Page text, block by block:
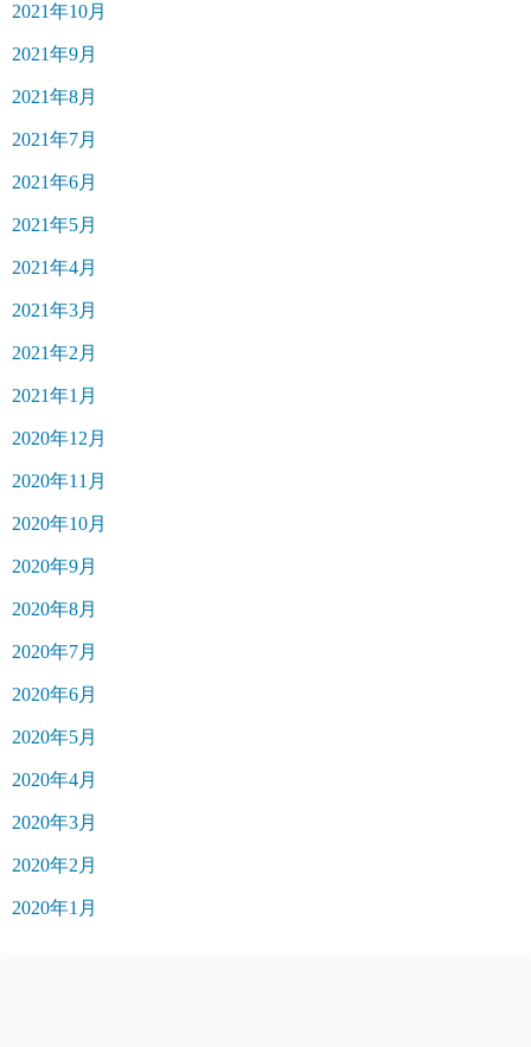
2021年10月
2021年9月
2021年8月
2021年7月
2021年6月
2021年5月
2021年4月
2021年3月
2021年2月
2021年1月
2020年12月
2020年11月
2020年10月
2020年9月
2020年8月
2020年7月
2020年6月
2020年5月
2020年4月
2020年3月
2020年2月
2020年1月